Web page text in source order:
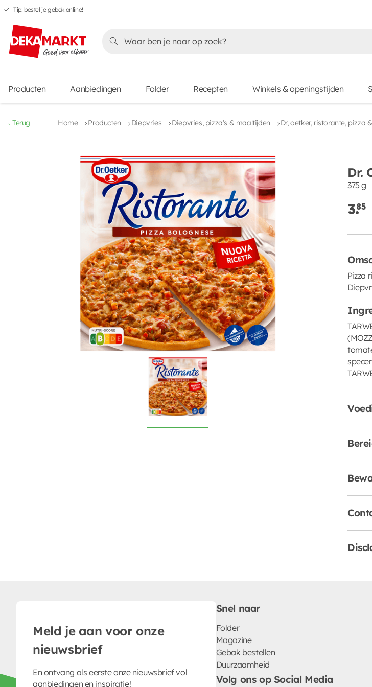
Overslaan
naar
hoofdnavigatie
Overslaan
naar
hoofdinhoud
Overslaan
naar
voettekstinhoud
Overslaan
naar
aanbiedingen
Tip: bestel je gebak online!
Producten Aanbiedingen Folder Recepten Winkels & openingstijden
Terug Home Producten Diepvries Diepvries, pizza's & maaltijden Dr, oetker, ristorante, pizza
Dr.
375 g
3.85
Pizza
Meld je aan voor onze
nieuwsbrief
En ontvang als eerste onze nieuwsbrief vol
aanbiedingen en inspiratie!
Snel naar
Folder
Magazine
Gebak bestellen
Duurzaamheid
Volg ons op Social Media